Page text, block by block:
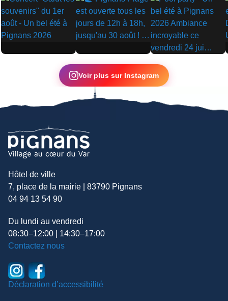
▶ ▶
▶
Voir plus sur Instagram
Hôtel de ville
7, place de la mairie | 83790 Pignans
04 94 13 54 90
Du lundi au vendredi
08:30–12:00 | 14:30–17:00
Contactez nous
Déclaration d’accessibilité